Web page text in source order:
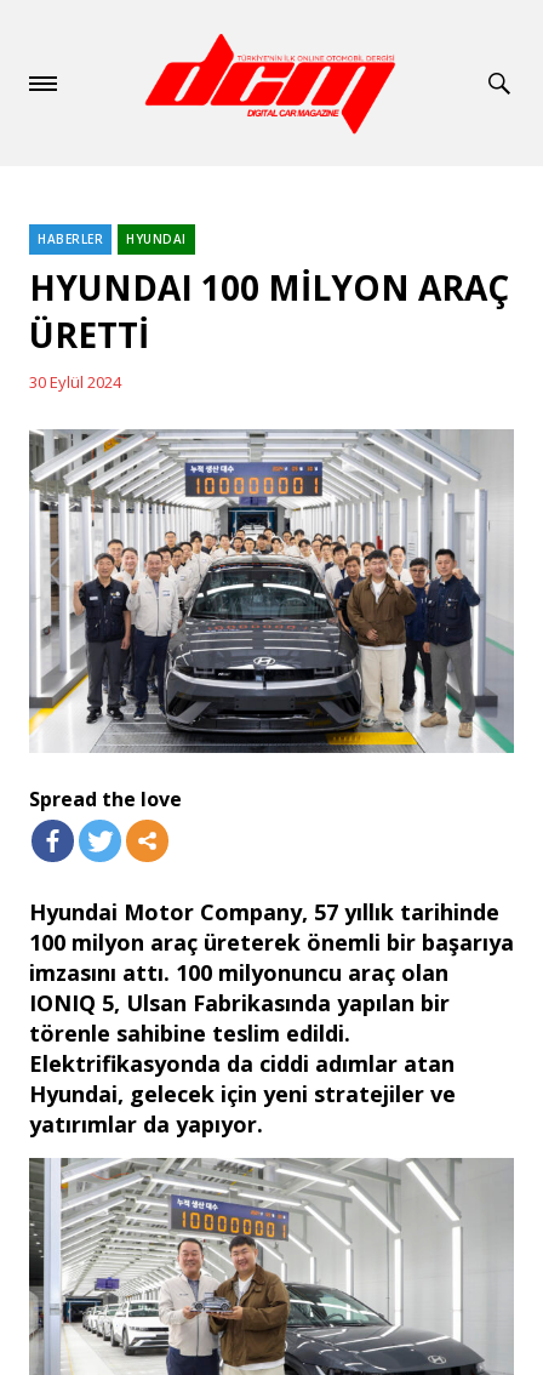
Categories
HABERLER HYUNDAI
HYUNDAI 100 MİLYON ARAÇ
ÜRETTİ
Posted
30 Eylül 2024
Spread the love
Hyundai Motor Company, 57 yıllık tarihinde
100 milyon araç üreterek önemli bir başarıya
imzasını attı. 100 milyonuncu araç olan
IONIQ 5, Ulsan Fabrikasında yapılan bir
törenle sahibine teslim edildi.
Elektrifikasyonda da ciddi adımlar atan
Hyundai, gelecek için yeni stratejiler ve
yatırımlar da yapıyor.